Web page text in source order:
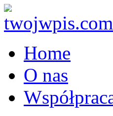
Home
O nas